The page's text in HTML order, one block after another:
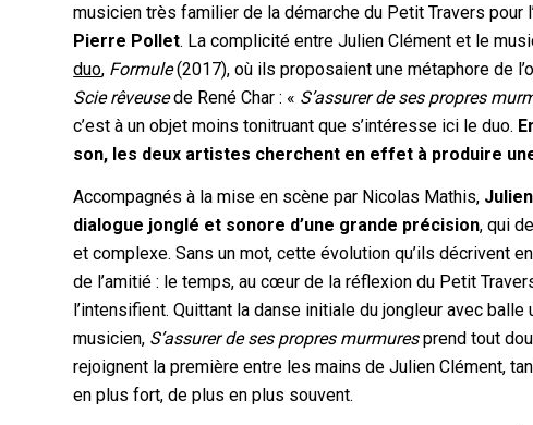
musicien très familier de la démarche du Petit Travers
Pierre Pollet. La complicité entre Julien Clément et le
duo, Formule(2017), où ils proposaient une métaphore de
Scie rêveusede René Char : « S’assurer de ses propres
c’est à un objet moins tonitruant que s’intéresse ici le duo.
son, les deux artistes cherchent en effet à produire
Accompagnés à la mise en scène par Nicolas Mathis,
dialogue jonglé et sonore d’une grande précision, qui
et complexe. Sans un mot, cette évolution qu’ils décrivent
de l’amitié : le temps, au cœur de la réflexion du Petit
l’intensifient. Quittant la danse initiale du jongleur avec
musicien, S’assurer de ses propres murmuresprend tout
rejoignent la première entre les mains de Julien Clément,
en plus fort, de plus en plus souvent.